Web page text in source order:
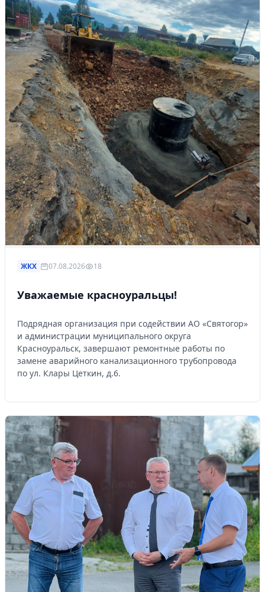
ЖКХ 07.08.2026 18
Уважаемые красноуральцы!
Подрядная организация при содействии АО «Святогор»
и администрации муниципального округа
Красноуральск, завершают ремонтные работы по
замене аварийного канализационного трубопровода
по ул. Клары Цеткин, д.6.